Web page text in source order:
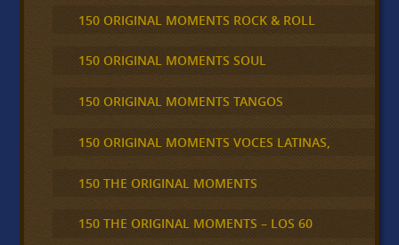
150 ORIGINAL MOMENTS ROCK & ROLL
150 ORIGINAL MOMENTS SOUL
150 ORIGINAL MOMENTS TANGOS
150 ORIGINAL MOMENTS VOCES LATINAS,
150 THE ORIGINAL MOMENTS
150 THE ORIGINAL MOMENTS – LOS 60